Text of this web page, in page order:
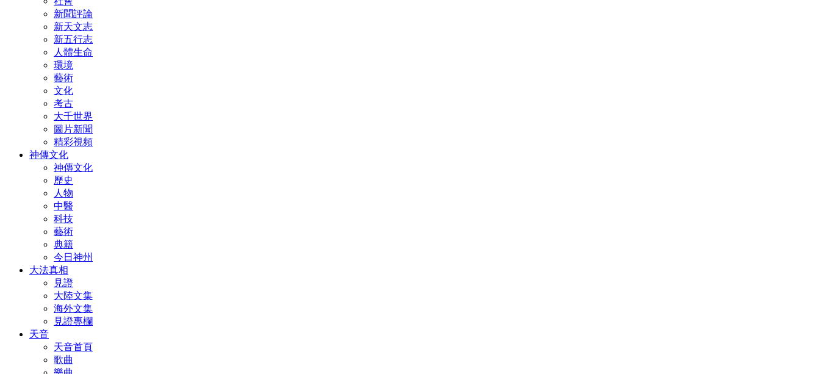
新聞評論
新天文志
新五行志
人體生命
環境
藝術
文化
考古
大千世界
圖片新聞
精彩視頻
神傳文化
神傳文化
歷史
人物
中醫
科技
藝術
典籍
今日神州
大法真相
見證
大陸文集
海外文集
見證專欄
天音
天音首頁
歌曲